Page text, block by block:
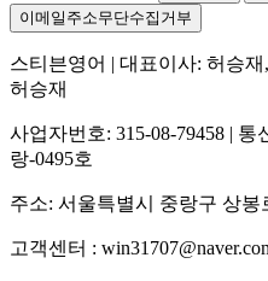
이메일주소무단수집거부
스티븐영어 | 대표이사: 허승재
허승재
사업자번호: 315-08-79458 | 통
랑-0495호
주소: 서울특별시 중랑구 상봉
고객센터 :